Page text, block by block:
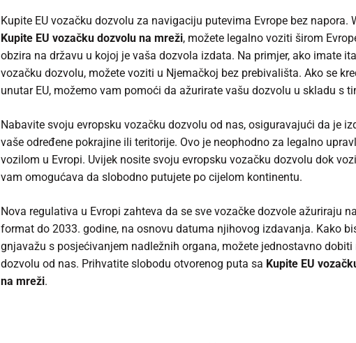
Kupite EU vozačku dozvolu za navigaciju putevima Evrope bez napora.
Kupite EU vozačku dozvolu na mreži, možete legalno voziti širom
obzira na državu u kojoj je vaša dozvola izdata. Na primjer, ako imate
vozačku dozvolu, možete voziti u Njemačkoj bez prebivališta. Ako se
unutar EU, možemo vam pomoći da ažurirate vašu dozvolu u skladu s
Nabavite svoju evropsku vozačku dozvolu od nas, osiguravajući da je
vaše određene pokrajine ili teritorije. Ovo je neophodno za legalno
vozilom u Evropi. Uvijek nosite svoju evropsku vozačku dozvolu dok
vam omogućava da slobodno putujete po cijelom kontinentu.
Nova regulativa u Evropi zahteva da se sve vozačke dozvole ažuriraju
format do 2033. godine, na osnovu datuma njihovog izdavanja. Kako
gnjavažu s posjećivanjem nadležnih organa, možete jednostavno dobiti
dozvolu od nas. Prihvatite slobodu otvorenog puta sa Kupite EU
na mreži.